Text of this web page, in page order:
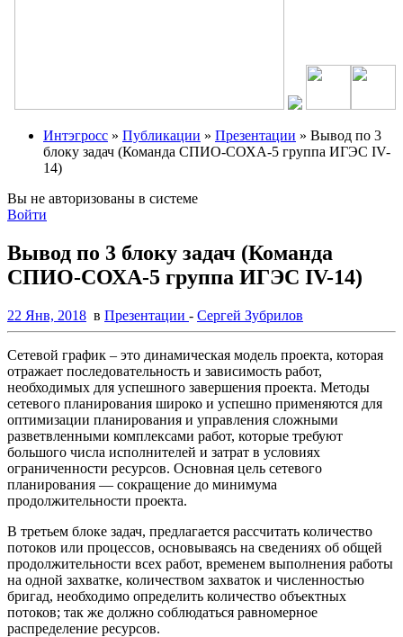
Интэгросс » Публикации » Презентации » Вывод по 3
блоку задач (Команда СПИО-СОХА-5 группа ИГЭС IV-
14)
Вы не авторизованы в системе
Войти
Вывод по 3 блоку задач (Команда
СПИО-СОХА-5 группа ИГЭС IV-14)
22 Янв, 2018 в Презентации - Сергей Зубрилов
Сетевой график – это динамическая модель проекта, которая
отражает последовательность и зависимость работ,
необходимых для успешного завершения проекта. Методы
сетевого планирования широко и успешно применяются для
оптимизации планирования и управления сложными
разветвленными комплексами работ, которые требуют
большого числа исполнителей и затрат в условиях
ограниченности ресурсов. Основная цель сетевого
планирования — сокращение до минимума
продолжительности проекта.
В третьем блоке задач, предлагается рассчитать количество
потоков или процессов, основываясь на сведениях об общей
продолжительности всех работ, временем выполнения работы
на одной захватке, количеством захваток и численностью
бригад, необходимо определить количество объектных
потоков; так же должно соблюдаться равномерное
распределение ресурсов.